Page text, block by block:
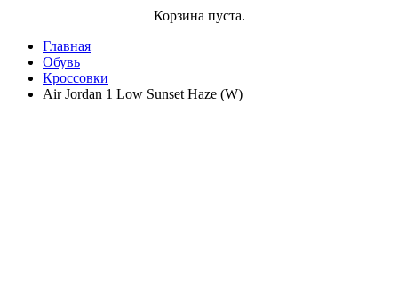
Корзина пуста.
Главная
Обувь
Кроссовки
Air Jordan 1 Low Sunset Haze (W)